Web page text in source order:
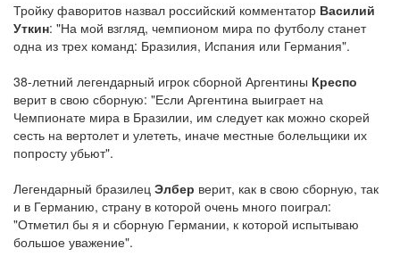
Тройку фаворитов назвал российский комментатор Василий
Уткин: "На мой взгляд, чемпионом мира по футболу станет
одна из трех команд: Бразилия, Испания или Германия".
38-летний легендарный игрок сборной Аргентины Креспо
верит в свою сборную: "Если Аргентина выиграет на
Чемпионате мира в Бразилии, им следует как можно скорей
сесть на вертолет и улететь, иначе местные болельщики их
попросту убьют".
Легендарный бразилец Элбер верит, как в свою сборную, так
и в Германию, страну в которой очень много поиграл:
"Отметил бы я и сборную Германии, к которой испытываю
большое уважение".